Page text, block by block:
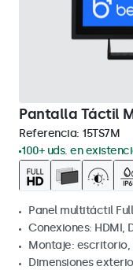
Pantalla Táctil
Referencia: 15TS7M
100+ uds. en
Panel multitáctil
Conexiones: HDMI,
Montaje:
Dimensiones